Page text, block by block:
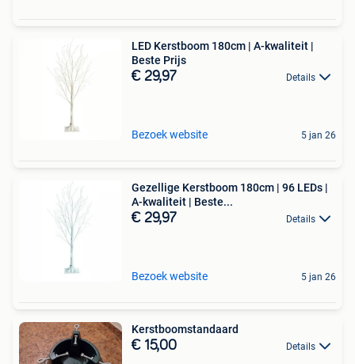
LED Kerstboom 180cm | A-kwaliteit |
Beste Prijs
€ 29,97 Details
Bezoek website 5 jan 26
Gezellige Kerstboom 180cm | 96 LEDs |
A-kwaliteit | Beste...
€ 29,97 Details
Bezoek website 5 jan 26
Kerstboomstandaard
€ 15,00 Details